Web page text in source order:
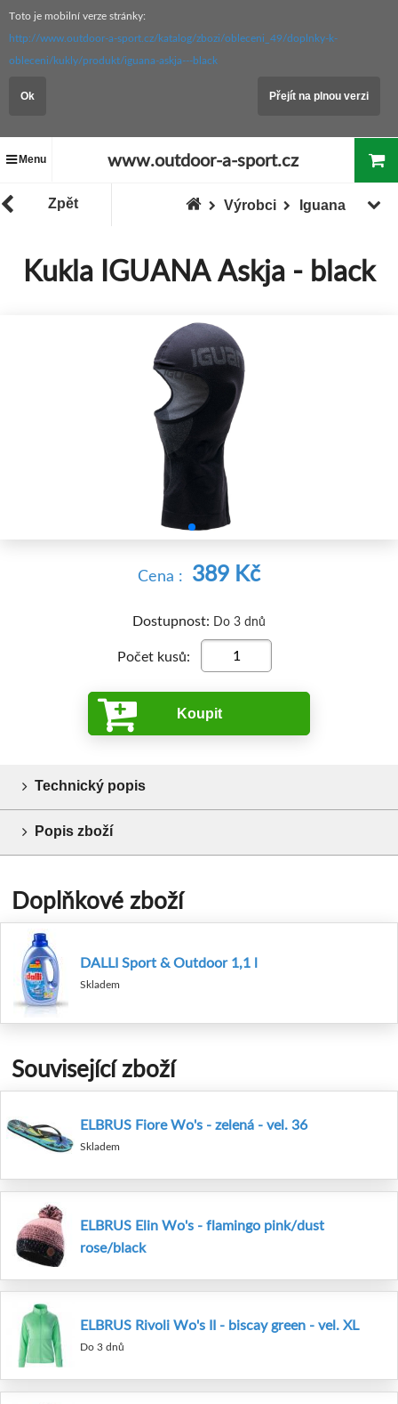
Toto je mobilní verze stránky:
http://www.outdoor-a-sport.cz/katalog/zbozi/obleceni_49/doplnky-k-
obleceni/kukly/produkt/iguana-askja---black
Ok Přejít na plnou verzi
Menu www.outdoor-a-sport.cz
Zpět Iguana
Výrobci
Kukla IGUANA Askja - black
Cena : 389 Kč
Dostupnost: Do 3 dnů
Počet kusů:
Koupit
Technický popis
Popis zboží
Doplňkové zboží
DALLI Sport & Outdoor 1,1 l
Skladem
Související zboží
ELBRUS Fiore Wo's - zelená - vel. 36
Skladem
ELBRUS Elin Wo's - flamingo pink/dust
rose/black
ELBRUS Rivoli Wo's II - biscay green - vel. XL
Do 3 dnů